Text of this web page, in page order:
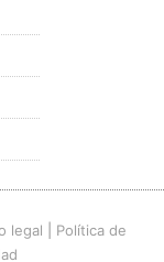
legal
Política de